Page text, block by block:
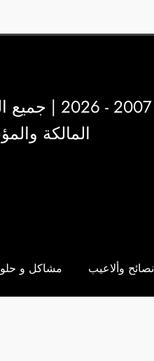
المالكة
نصائح وألاعيب مشاكل و